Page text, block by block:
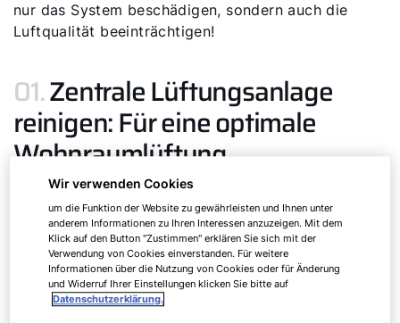
nur das System beschädigen, sondern auch die
Luftqualität beeinträchtigen!
01.Zentrale Lüftungsanlage
reinigen: Für eine optimale
Wohnraumlüftung
In vielen modernen Gebäuden sind
zentrale Lüftungsanlagenmitintegrierter
Wärmerückgewinnungdas Herzstück der
Raumklimatisierung. Sie sorgen nicht nur
für frische Luft, sondern auch für ein
Wir verwenden Cookies
um die Funktion der Website zu gewährleisten und Ihnen unter
anderem Informationen zu Ihren Interessen anzuzeigen. Mit dem
Klick auf den Button "Zustimmen" erklären Sie sich mit der
Verwendung von Cookies einverstanden. Für weitere
Informationen über die Nutzung von Cookies oder für Änderung
und Widerruf Ihrer Einstellungen klicken Sie bitte auf
Datenschutzerklärung.